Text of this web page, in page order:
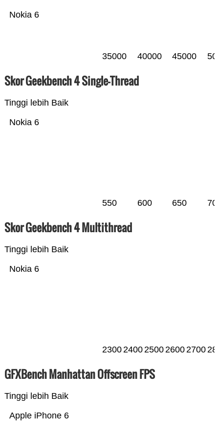
Nokia 6
35000 40000 45000
Skor Geekbench 4 Single-Thread
Tinggi lebih Baik
Nokia 6
550 600 650
Skor Geekbench 4 Multithread
Tinggi lebih Baik
Nokia 6
23002400250026002700
GFXBench Manhattan Offscreen FPS
Tinggi lebih Baik
Apple iPhone 6